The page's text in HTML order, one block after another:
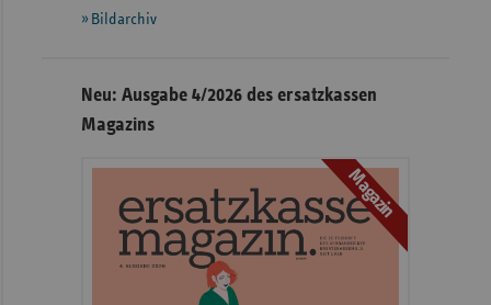
Bildarchiv
Neu: Ausgabe 4/2026 des ersatzkassen
Magazins
Magazin